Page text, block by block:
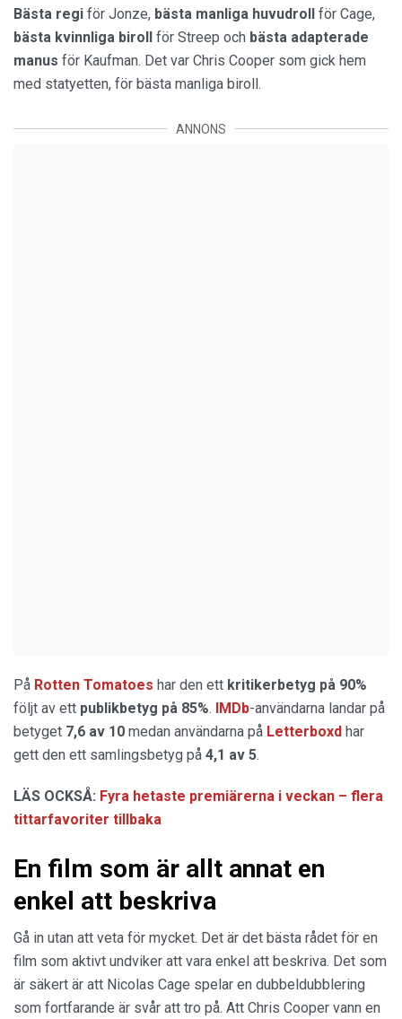
Bästa regi för Jonze, bästa manliga huvudroll för Cage,
bästa kvinnliga biroll för Streep och bästa adapterade
manus för Kaufman. Det var Chris Cooper som gick hem
med statyetten, för bästa manliga biroll.
ANNONS
På Rotten Tomatoes har den ett kritikerbetyg på 90%
följt av ett publikbetyg på 85%. IMDb-användarna landar på
betyget 7,6 av 10 medan användarna på Letterboxd har
gett den ett samlingsbetyg på 4,1 av 5.
LÄS OCKSÅ: Fyra hetaste premiärerna i veckan – flera
tittarfavoriter tillbaka
En film som är allt annat en
enkel att beskriva
Gå in utan att veta för mycket. Det är det bästa rådet för en
film som aktivt undviker att vara enkel att beskriva. Det som
är säkert är att Nicolas Cage spelar en dubbeldubblering
som fortfarande är svår att tro på. Att Chris Cooper vann en